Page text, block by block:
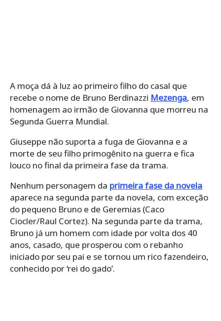
A moça dá à luz ao primeiro filho do casal que
recebe o nome de Bruno Berdinazzi Mezenga, em
homenagem ao irmão de Giovanna que morreu na
Segunda Guerra Mundial.
Giuseppe não suporta a fuga de Giovanna e a
morte de seu filho primogênito na guerra e fica
louco no final da primeira fase da trama.
Nenhum personagem da primeira fase da novela
aparece na segunda parte da novela, com exceção
do pequeno Bruno e de Geremias (Caco
Ciocler/Raul Cortez). Na segunda parte da trama,
Bruno já um homem com idade por volta dos 40
anos, casado, que prosperou com o rebanho
iniciado por seu pai e se tornou um rico fazendeiro,
conhecido por ‘rei do gado’.